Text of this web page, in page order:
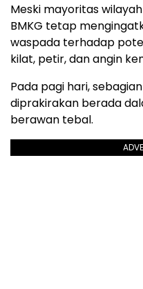
Meski mayoritas
BMKG tetap
waspada terhadap
kilat, petir, dan angin
Pada pagi hari,
diprakirakan berada
berawan tebal.